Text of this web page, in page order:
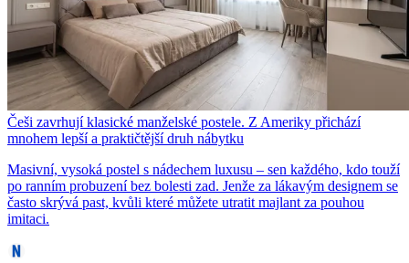
Češi zavrhují klasické manželské postele. Z Ameriky přichází
mnohem lepší a praktičtější druh nábytku
Masivní, vysoká postel s nádechem luxusu – sen každého, kdo touží
po ranním probuzení bez bolesti zad. Jenže za lákavým designem se
často skrývá past, kvůli které můžete utratit majlant za pouhou
imitaci.